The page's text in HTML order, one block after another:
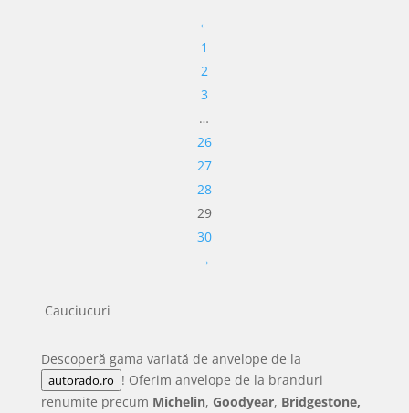
←
1
2
3
…
26
27
28
29
30
→
Cauciucuri
Descoperă gama variată de anvelope de la
autorado.ro ! Oferim anvelope de la branduri
renumite precum Michelin, Goodyear, Bridgestone,